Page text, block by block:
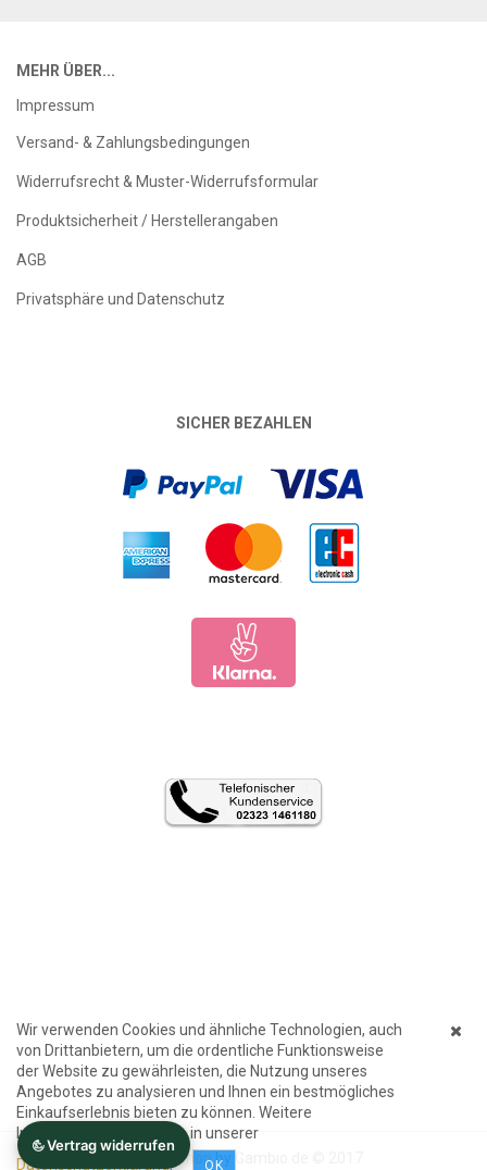
Wir verwenden Cookies und ähnliche Technologien, auch
von Drittanbietern, um die ordentliche Funktionsweise
der Website zu gewährleisten, die Nutzung unseres
Angebotes zu analysieren und Ihnen ein bestmögliches
Einkaufserlebnis bieten zu können. Weitere
Informationen finden Sie in unserer
Datenschutzerklärung. OK
MEHR ÜBER...
Impressum
Versand- & Zahlungsbedingungen
Widerrufsrecht & Muster-Widerrufsformular
Produktsicherheit / Herstellerangaben
AGB
Privatsphäre und Datenschutz
SICHER BEZAHLEN
Internetshopby Gambio.de © 2017